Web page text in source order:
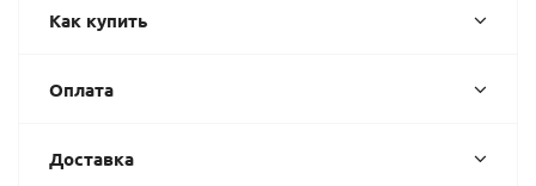
Как купить
Оплата
Доставка